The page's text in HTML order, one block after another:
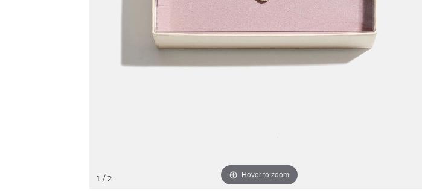
Hover to zoom
1 / 2